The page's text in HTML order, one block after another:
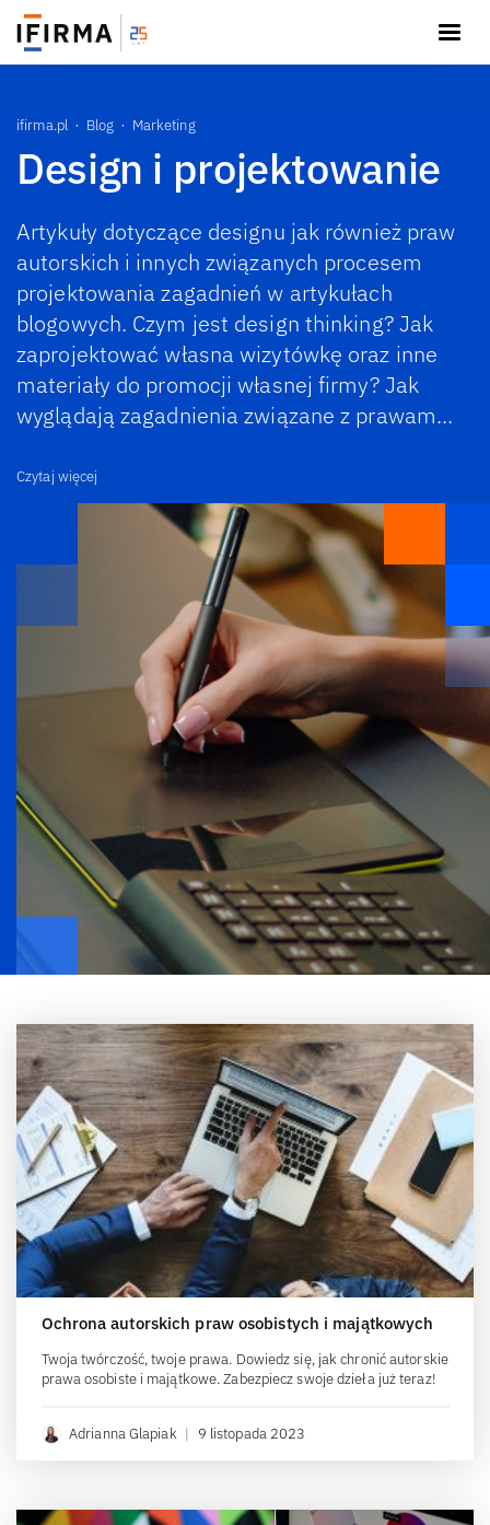
ifirma.pl Blog Marketing
Design i projektowanie
Artykuły dotyczące designu jak również praw
autorskich i innych związanych procesem
projektowania zagadnień w artykułach
blogowych. Czym jest design thinking? Jak
zaprojektować własna wizytówkę oraz inne
materiały do promocji własnej firmy? Jak
wyglądają zagadnienia związane z prawam...
Czytaj więcej
Ochrona autorskich praw osobistych i majątkowych
Twoja twórczość, twoje prawa. Dowiedz się, jak chronić autorskie
prawa osobiste i majątkowe. Zabezpiecz swoje dzieła już teraz!
Adrianna Glapiak | 9 listopada 2023